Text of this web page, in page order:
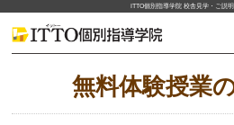
ITTO個別指導学院 校舎見学・ご説
無料体験授業